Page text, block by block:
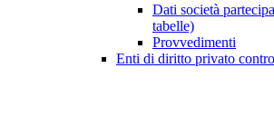
Dati società
tabelle)
Provvedimenti
Enti di diritto privato